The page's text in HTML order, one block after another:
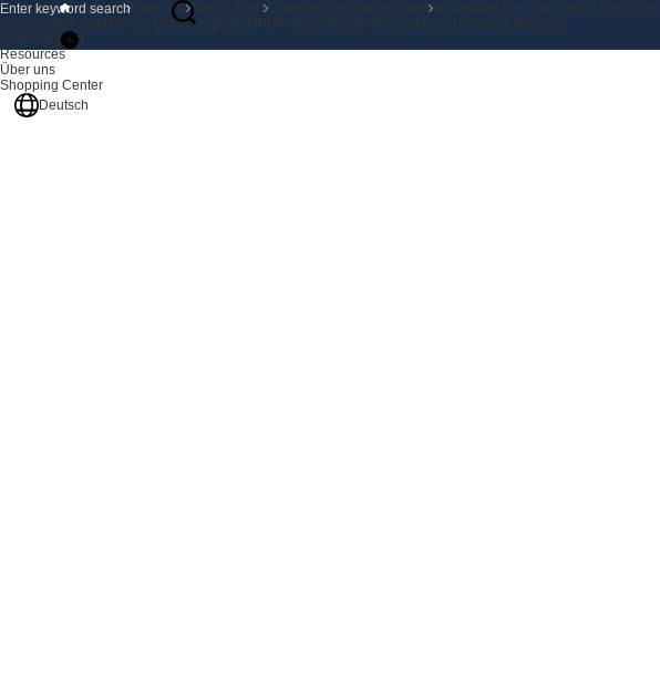
Produkte
Lösungen
Unterstützung
Resources
Über uns
Shopping Center
Deutsch
Startseite Über uns Nachrichten Unternehmensnachrichten
Im Zeitalter der Cloud sorgt die
Im Zeitalter der Cloud sorgt die DPDK-Technologie für schnellere Datenübertragung